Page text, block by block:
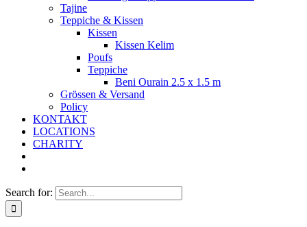
Tajine
Teppiche & Kissen
Kissen
Kissen Kelim
Poufs
Teppiche
Beni Ourain 2.5 x 1.5 m
Grössen & Versand
Policy
KONTAKT
LOCATIONS
CHARITY
Search for: